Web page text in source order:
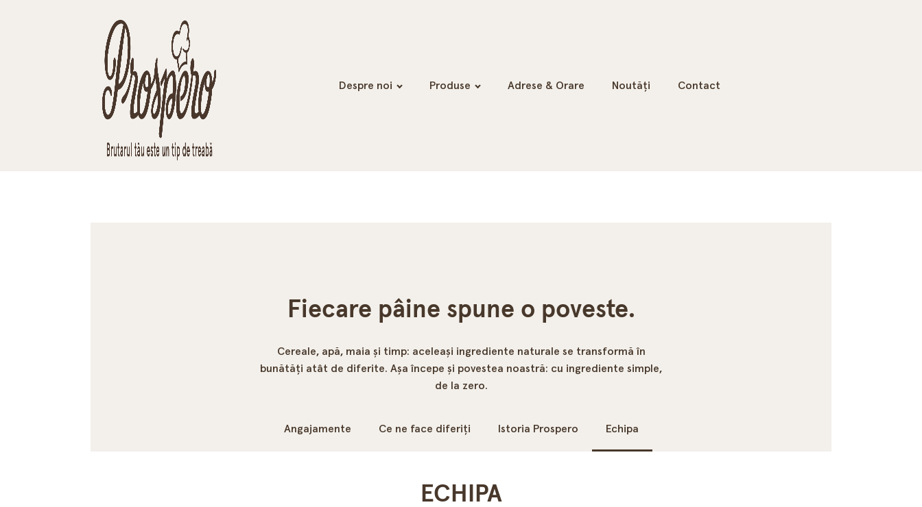
Despre noi Produse Adrese & Orare Noutăți Contact
Fiecare pâine spune o poveste.
Cereale, apă, maia și timp: aceleași ingrediente naturale se transformă în
bunătăți atât de diferite. Așa începe și povestea noastră: cu ingrediente simple,
de la zero.
Angajamente Ce ne face diferiți Istoria Prospero Echipa
ECHIPA